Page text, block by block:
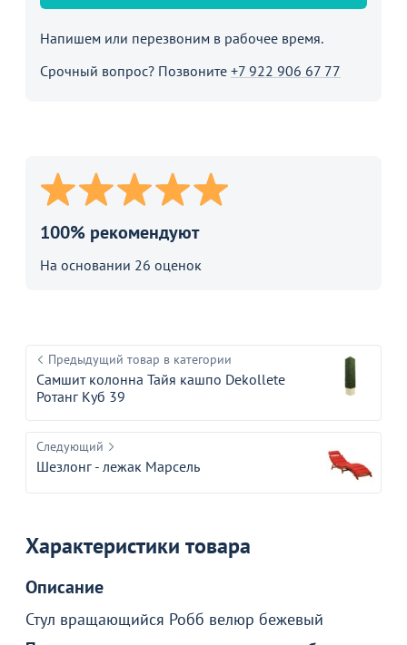
Напишем или перезвоним в рабочее время.
Срочный вопрос? Позвоните +7 922 906 67 77
100% рекомендуют
На основании 26 оценок
Предыдущий товар в категории
Самшит колонна Тайя кашпо Dekollete
Ротанг Куб 39
Следующий
Шезлонг - лежак Марсель
Характеристики товара
Описание
Стул вращающийся Робб велюр бежевый